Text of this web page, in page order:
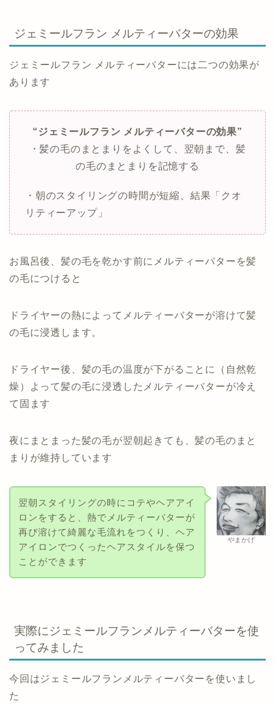
ジェミールフラン メルティーバターの効果
ジェミールフラン メルティーバターには二つの効果が
あります
“ジェミールフラン メルティーバターの効果”
・髪の毛のまとまりをよくして、翌朝まで、髪
の毛のまとまりを記憶する
・朝のスタイリングの時間が短縮、結果「クオ
リティーアップ」
お風呂後、髪の毛を乾かす前にメルティーバターを髪
の毛につけると
ドライヤーの熱によってメルティーバターが溶けて髪
の毛に浸透します。
ドライヤー後、髪の毛の温度が下がることに（自然乾
燥）よって髪の毛に浸透したメルティーバターが冷え
て固ます
夜にまとまった髪の毛が翌朝起きても、髪の毛のまと
まりが維持しています
やまかげ
翌朝スタイリングの時にコテやヘアアイ
ロンをすると、熱でメルティーバターが
再び溶けて綺麗な毛流れをつくり、ヘア
アイロンでつくったヘアスタイルを保つ
ことができます
実際にジェミールフランメルティーバターを使
ってみました
今回はジェミールフランメルティーバターを使いまし
た